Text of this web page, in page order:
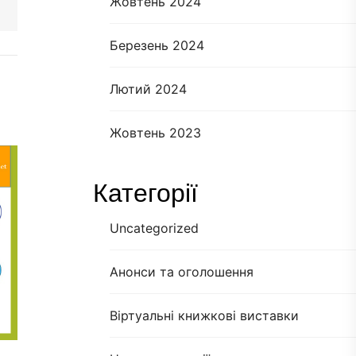
Березень 2024
Лютий 2024
Жовтень 2023
Категорії
Uncategorized
Анонси та оголошення
Віртуальні книжкові виставки